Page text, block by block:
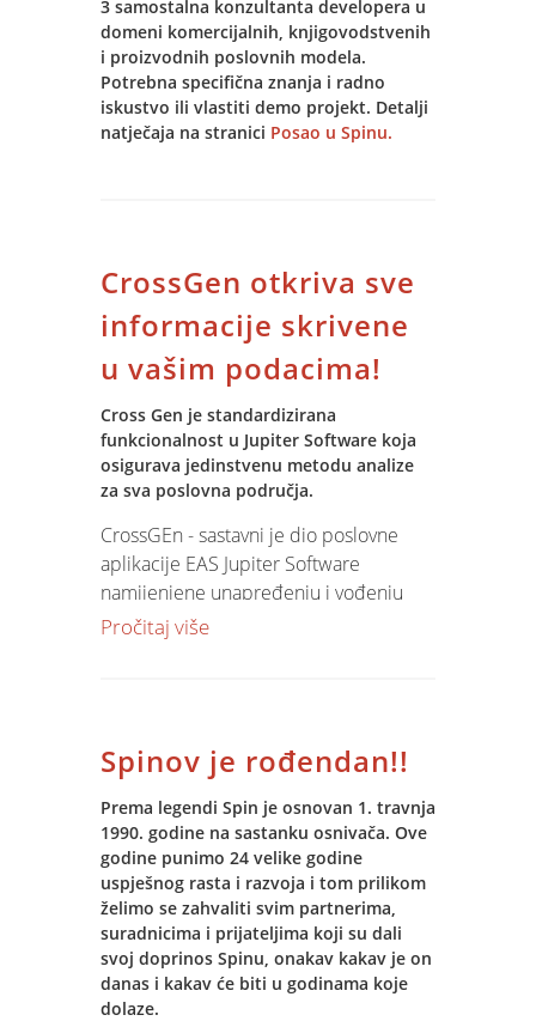
3 samostalna konzultanta developera u
domeni komercijalnih, knjigovodstvenih
i proizvodnih poslovnih modela.
Potrebna specifična znanja i radno
iskustvo ili vlastiti demo projekt. Detalji
natječaja na stranici Posao u Spinu.
CrossGen otkriva sve
informacije skrivene
u vašim podacima!
Cross Gen je standardizirana
funkcionalnost u Jupiter Software koja
osigurava jedinstvenu metodu analize
za sva poslovna područja.
CrossGEn - sastavni je dio poslovne
aplikacije EAS Jupiter Software
namijenjene unapređenju i vođenju
poslovanja.
Pročitaj više
Spinov je rođendan!!
Prema legendi Spin je osnovan 1. travnja
1990. godine na sastanku osnivača. Ove
godine punimo 24 velike godine
uspješnog rasta i razvoja i tom prilikom
želimo se zahvaliti svim partnerima,
suradnicima i prijateljima koji su dali
svoj doprinos Spinu, onakav kakav je on
danas i kakav će biti u godinama koje
dolaze.